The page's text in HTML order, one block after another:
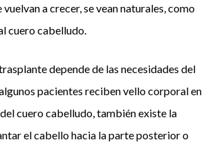
vuelvan a crecer, se vean naturales, como
cuero cabelludo.
depende de las necesidades del
pacientes reciben vello corporal en
cuero cabelludo, también existe la
el cabello hacia la parte posterior o